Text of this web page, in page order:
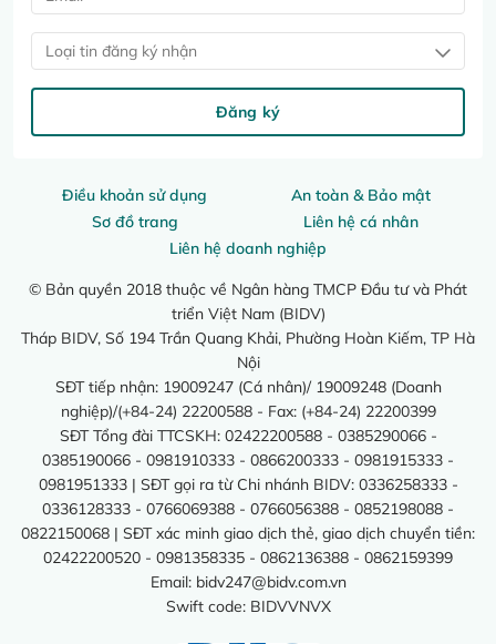
Điều khoản sử dụng
An toàn & Bảo mật
Sơ đồ trang
Liên hệ cá nhân
Liên hệ doanh nghiệp
© Bản quyền 2018 thuộc về Ngân hàng TMCP Đầu tư và Phát
triển Việt Nam (BIDV)
Tháp BIDV, Số 194 Trần Quang Khải, Phường Hoàn Kiếm, TP Hà
Nội
SĐT tiếp nhận: 19009247 (Cá nhân)/ 19009248 (Doanh
nghiệp)/(+84-24) 22200588 - Fax: (+84-24) 22200399
SĐT Tổng đài TTCSKH: 02422200588 - 0385290066 -
0385190066 - 0981910333 - 0866200333 - 0981915333 -
0981951333 | SĐT gọi ra từ Chi nhánh BIDV: 0336258333 -
0336128333 - 0766069388 - 0766056388 - 0852198088 -
0822150068 | SĐT xác minh giao dịch thẻ, giao dịch chuyển tiền:
02422200520 - 0981358335 - 0862136388 - 0862159399
Email: bidv247@bidv.com.vn
Swift code: BIDVVNVX
Loại tin đăng ký nhận
Đăng ký